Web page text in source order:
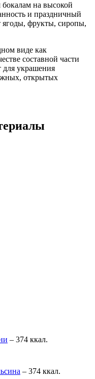
бокалам на высокой
и праздничный
ягоды, фрукты, сиропы,
виде как
составной части
для украшения
открытых
– 374 ккал.
– 374 ккал.